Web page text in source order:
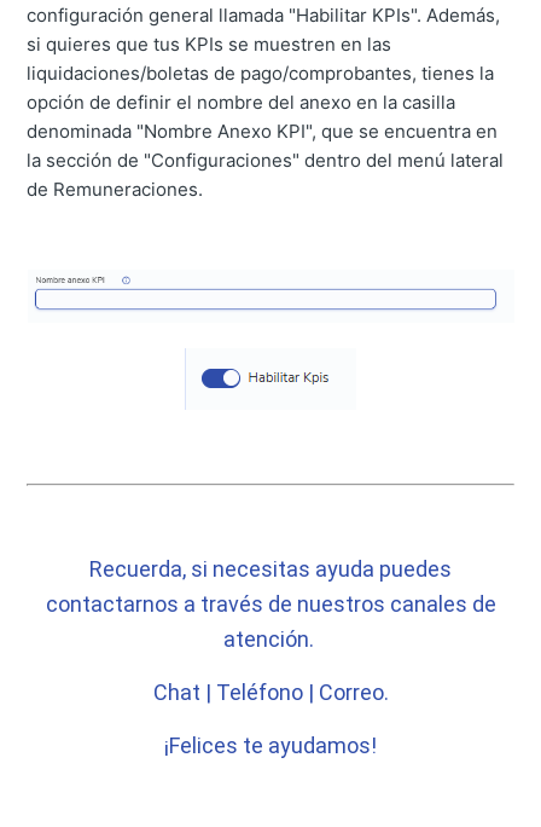
configuración general llamada "Habilitar KPIs". Además,
si quieres que tus KPIs se muestren en las
liquidaciones/boletas de pago/comprobantes, tienes la
opción de definir el nombre del anexo en la casilla
denominada "Nombre Anexo KPI", que se encuentra en
la sección de "Configuraciones" dentro del menú lateral
de Remuneraciones.
Recuerda, si necesitas ayuda puedes
contactarnos a través de nuestros canales de
atención.
Chat | Teléfono | Correo.
¡Felices te ayudamos!